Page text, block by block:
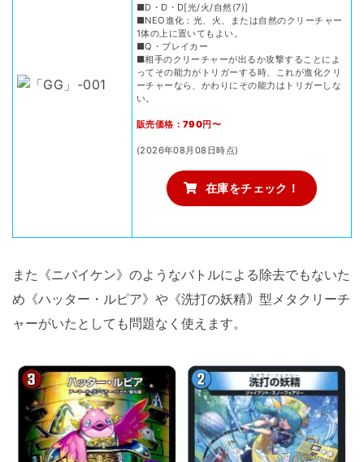
■D・D・D[光/火/自然(7)]
■NEO進化：光、火、または自然のクリーチャー
1体の上に置いてもよい。
■Q・ブレイカー
■相手のクリーチャーが出るか攻撃することによ
ってその能力がトリガーする時、これが進化クリ
ーチャーなら、かわりにその能力はトリガーしな
い。
販売価格：790円〜
(2026年08月08日時点)
在庫をチェック！
また《ニバイケン》のようなバトルによる除去でもないた
め《ハッター・ルピア》や《洗打の妖精｠型メタクリーチ
ャーがいたとしても問題なく使えます。